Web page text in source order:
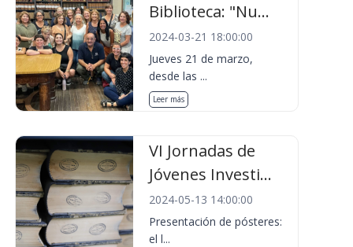
Biblioteca: "Nu...
2024-03-21 18:00:00
Jueves 21 de marzo,
desde las ...
Leer más
VI Jornadas de
Jóvenes Investi...
2024-05-13 14:00:00
Presentación de pósteres:
el l...